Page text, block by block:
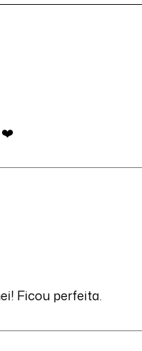
❤️
Ficou perfeita.